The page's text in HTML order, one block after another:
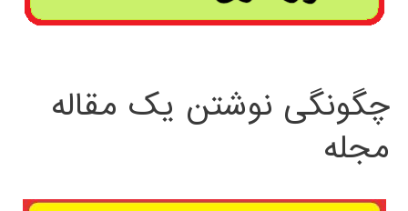
چگونگی نوشتن یک مقاله
مجله